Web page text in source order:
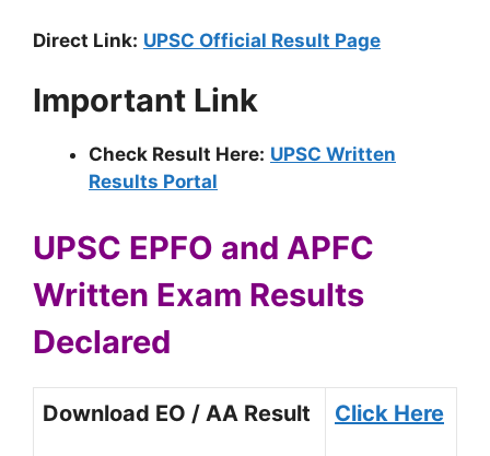
Direct Link: UPSC Official Result Page
Important Link
Check Result Here: UPSC Written
Results Portal
UPSC EPFO and APFC
Written Exam Results
Declared
Download EO / AA Result Click Here